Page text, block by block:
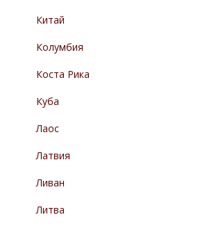
Китай
Колумбия
Коста Рика
Куба
Лаос
Латвия
Ливан
Литва